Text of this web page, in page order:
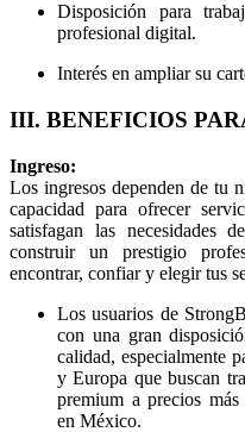
Disposición para
profesional digital.
Interés en ampliar su
III. BENEFICIOS
Ingreso:
Los ingresos dependen de tu
capacidad para ofrecer
satisfagan las necesidades
construir un prestigio
encontrar, confiar y elegir tus
Los usuarios de
con una gran
calidad, especialmente
y Europa que buscan
premium a precios
en México.